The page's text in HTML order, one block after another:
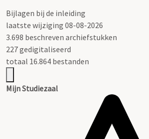
Bijlagen bij de inleiding
laatste wijziging 08-08-2026
3.698 beschreven archiefstukken
227 gedigitaliseerd
totaal 16.864 bestanden
Mijn Studiezaal